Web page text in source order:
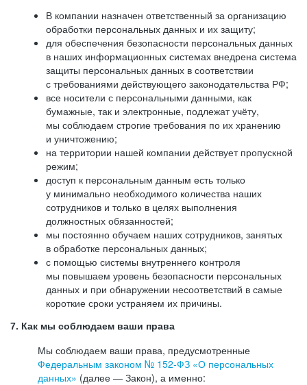
В компании назначен ответственный за организацию
обработки персональных данных и их защиту;
для обеспечения безопасности персональных данных
в наших информационных системах внедрена система
защиты персональных данных в соответствии
с требованиями действующего законодательства РФ;
все носители с персональными данными, как
бумажные, так и электронные, подлежат учёту,
мы соблюдаем строгие требования по их хранению
и уничтожению;
на территории нашей компании действует пропускной
режим;
доступ к персональным данным есть только
у минимально необходимого количества наших
сотрудников и только в целях выполнения
должностных обязанностей;
мы постоянно обучаем наших сотрудников, занятых
в обработке персональных данных;
с помощью системы внутреннего контроля
мы повышаем уровень безопасности персональных
данных и при обнаружении несоответствий в самые
короткие сроки устраняем их причины.
7. Как мы соблюдаем ваши права
Мы соблюдаем ваши права, предусмотренные
Федеральным законом № 152-ФЗ «О персональных
данных» (далее — Закон), а именно: